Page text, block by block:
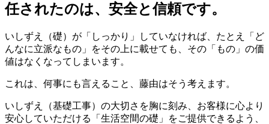
任されたのは、安全と信頼です。
いしずえ（礎）が「しっかり」していなければ、たとえ「ど
んなに立派なもの」をその上に載せても、その「もの」の価
値はなくなってしまいます。
これは、何事にも言えること、藤由はそう考えます。
いしずえ（基礎工事）の大切さを胸に刻み、お客様に心より
安心していただける「生活空間の礎」をご提供できるよう、